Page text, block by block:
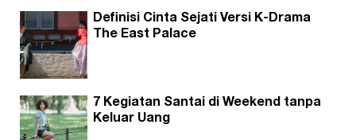
Definisi Cinta Sejati Versi K-Drama
The East Palace
7 Kegiatan Santai di Weekend tanpa
Keluar Uang